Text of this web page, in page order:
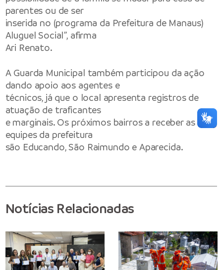
parentes ou de ser
inserida no (programa da Prefeitura de Manaus)
Aluguel Social”, afirma
Ari Renato.
A Guarda Municipal também participou da ação
dando apoio aos agentes e
técnicos, já que o local apresenta registros de
atuação de traficantes
e marginais. Os próximos bairros a receber as
equipes da prefeitura
são Educando, São Raimundo e Aparecida.
Notícias Relacionadas